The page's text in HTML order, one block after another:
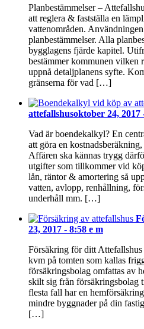
Planbestämmelser –
att reglera & fastställa en
vattenområden.
planbestämmelser. Alla
bygglagens fjärde kapitel.
bestämmer kommunen vilken
uppnå detaljplanens syfte.
gränserna för vad […]
attefallshusoktober 24, 2017
Vad är boendekalkyl? En
att göra en
Affären ska kännas trygg
utgifter som tillkommer vid
lån, räntor & amortering så
vatten, avlopp, renhållning,
underhåll mm. […]
23, 2017 - 8:58 e m
Försäkring för ditt
kvm på tomten som kallas
försäkringsbolag omfattas av
skilt sig från försäkringsbolag
flesta fall har en
mindre byggnader på din
[…]